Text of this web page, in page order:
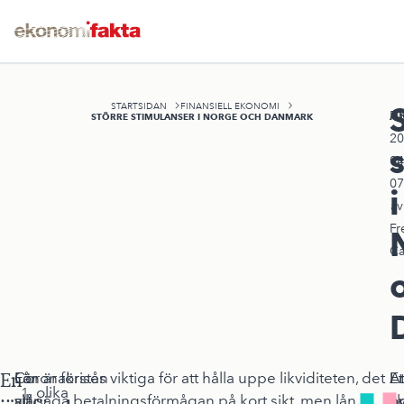
STARTSIDAN FINANSIELL EKONOMI
STÖRRE STIMULANSER I NORGE OCH DANMARK
i
07
av
EnCoronakrisen
slår
För
att olika
Lån är förstås viktiga för att hålla uppe likviditeten, det
vill säga betalningsförmågan på kort sikt, men lån